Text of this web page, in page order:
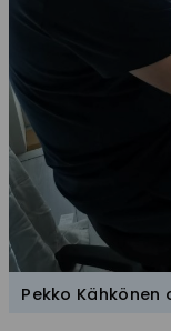
Pekko